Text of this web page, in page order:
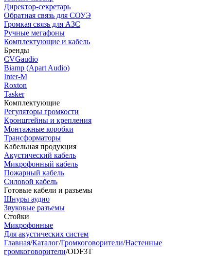
Директор-секретарь
Обратная связь для СОУЭ
Громкая связь для АЗС
Ручные мегафоны
Комплектующие и кабель
Бренды
CVGaudio
Biamp (Apart Audio)
Inter-M
Roxton
Tasker
Комплектующие
Регуляторы громкости
Кронштейны и крепления
Монтажные коробки
Трансформаторы
Кабельная продукция
Акустический кабель
Микрофонный кабель
Пожарный кабель
Силовой кабель
Готовые кабели и разъемы
Шнуры аудио
Звуковые разъемы
Стойки
Микрофонные
Для акустических систем
Главная/Каталог/Громкоговорители/Настенные
громкоговорители/ODF3T